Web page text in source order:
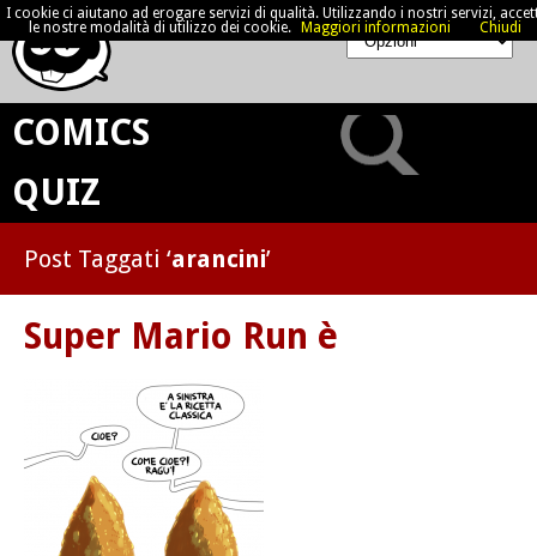
COMICS
QUIZ
Post Taggati ‘arancini’
Super Mario Run è
I cookie ci aiutano ad erogare servizi di qualità. Utilizzando i nostri servizi,
le nostre modalità di utilizzo dei cookie.
Maggiori informazioni Chiudi